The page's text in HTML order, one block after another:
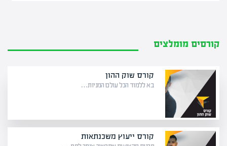
קורסים מומלצים
קורס שוק ההון
בא ללמוד הכל עולם המניות…
קורס ייעוץ משכנתאות